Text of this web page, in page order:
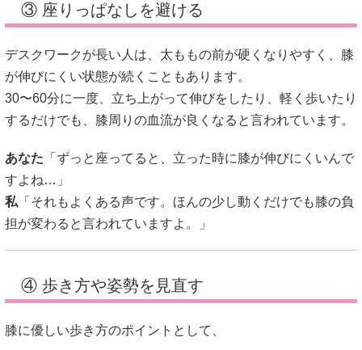
③ 座りっぱなしを避ける
デスクワークが長い人は、太ももの前が硬くなりやすく、膝
が伸びにくい状態が続くこともあります。
30〜60分に一度、立ち上がって伸びをしたり、軽く歩いたり
するだけでも、膝周りの血流が良くなると言われています。
あなた 「ずっと座ってると、立った時に膝が伸びにくいんで
すよね…」
私 「それもよくある声です。ほんの少し動くだけでも膝の負
担が変わると言われていますよ。」
④ 歩き方や姿勢を見直す
膝に優しい歩き方のポイントとして、